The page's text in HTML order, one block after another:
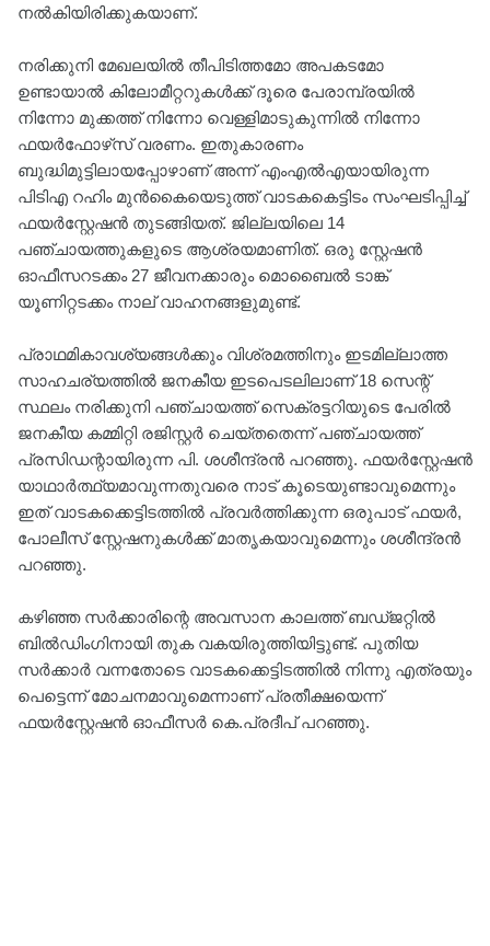
നൽകിയിരിക്കുകയാണ്.
നരിക്കുനി മേഖലയിൽ തീപിടിത്തമോ അപകടമോ
ഉണ്ടായാൽ കിലോമീറ്ററുകൾക്ക് ദൂരെ പേരാമ്പ്രയിൽ
നിന്നോ മുക്കത്ത് നിന്നോ വെള്ളിമാടുകുന്നിൽ നിന്നോ
ഫയർഫോഴ്‌സ് വരണം. ഇതുകാരണം
ബുദ്ധിമുട്ടിലായപ്പോഴാണ് അന്ന് എംഎൽഎയായിരുന്ന
പിടിഎ റഹിം മുൻകൈയെടുത്ത് വാടകകെട്ടിടം സംഘടിപ്പിച്ച്
ഫയർസ്റ്റേഷൻ തുടങ്ങിയത്. ജില്ലയിലെ 14
പഞ്ചായത്തുകളുടെ ആശ്രയമാണിത്. ഒരു സ്റ്റേഷൻ
ഓഫീസറടക്കം 27 ജീവനക്കാരും മൊബൈൽ ടാങ്ക്
യൂണിറ്റടക്കം നാല് വാഹനങ്ങളുമുണ്ട്.
പ്രാഥമികാവശ്യങ്ങൾക്കും വിശ്രമത്തിനും ഇടമില്ലാത്ത
സാഹചര്യത്തിൽ ജനകീയ ഇടപെടലിലാണ് 18 സെന്റ്
സ്ഥലം നരിക്കുനി പഞ്ചായത്ത് സെക്രട്ടറിയുടെ പേരിൽ
ജനകീയ കമ്മിറ്റി രജിസ്റ്റർ ചെയ്തതെന്ന് പഞ്ചായത്ത്
പ്രസിഡന്റായിരുന്ന പി. ശശീന്ദ്രൻ പറഞ്ഞു. ഫയർസ്റ്റേഷൻ
യാഥാർത്ഥ്യമാവുന്നതുവരെ നാട് കൂടെയുണ്ടാവുമെന്നും
ഇത് വാടകക്കെട്ടിടത്തിൽ പ്രവർത്തിക്കുന്ന ഒരുപാട് ഫയർ,
പോലീസ് സ്റ്റേഷനുകൾക്ക് മാതൃകയാവുമെന്നും ശശീന്ദ്രൻ
പറഞ്ഞു.
കഴിഞ്ഞ സർക്കാരിന്റെ അവസാന കാലത്ത് ബഡ്ജറ്റിൽ
ബിൽഡിംഗിനായി തുക വകയിരുത്തിയിട്ടുണ്ട്. പുതിയ
സർക്കാർ വന്നതോടെ വാടകക്കെട്ടിടത്തിൽ നിന്നു എത്രയും
പെട്ടെന്ന് മോചനമാവുമെന്നാണ് പ്രതീക്ഷയെന്ന്
ഫയർസ്റ്റേഷൻ ഓഫീസർ കെ.പ്രദീപ് പറഞ്ഞു.